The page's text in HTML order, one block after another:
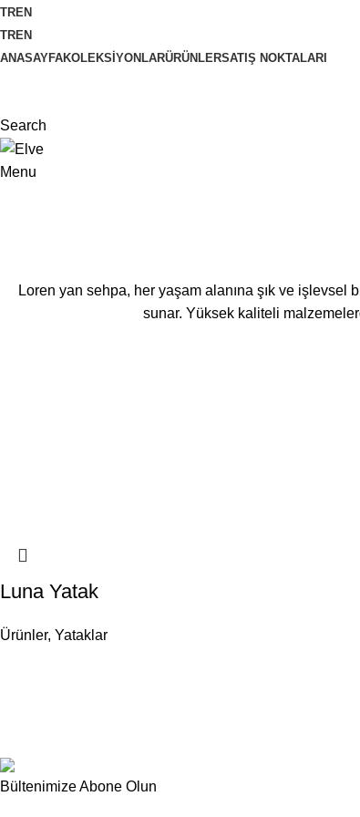
TREN
TREN
ANASAYFAKOLEKSIYONLARÜRÜNLERSATIŞ NOKTALARI
Search
Menu
Loren yan sehpa, her yaşam alanına şık ve işlevsel
sunar. Yüksek kaliteli
Luna Yatak
Ürünler, Yataklar
Bültenimize Abone Olun